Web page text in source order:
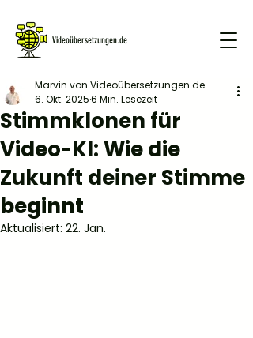
Videoübersetzungen.de
GRATIS DEMO
Stimmklonen für
Video-KI: Wie die
Zukunft deiner Stimme
beginnt
Marvin von Videoübersetzungen.de
6. Okt. 20256 Min. Lesezeit
Aktualisiert: 22. Jan.